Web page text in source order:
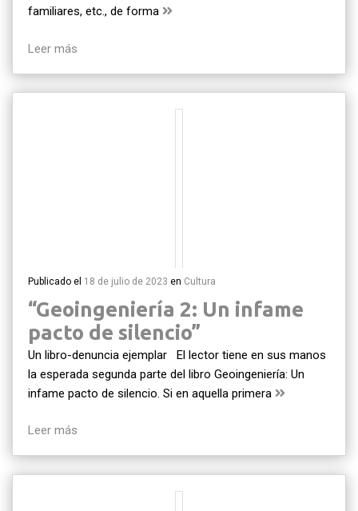
familiares, etc., de forma
Leer más
Publicado el 18 de julio de 2023 en Cultura
“Geoingeniería 2: Un infame
pacto de silencio”
Un libro-denuncia ejemplar El lector tiene en sus manos
la esperada segunda parte del libro Geoingeniería: Un
infame pacto de silencio. Si en aquella primera
Leer más